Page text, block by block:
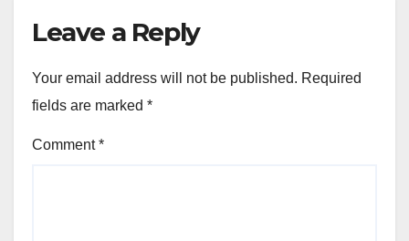
Leave a Reply
Your email address will not be published. Required
fields are marked *
Comment*